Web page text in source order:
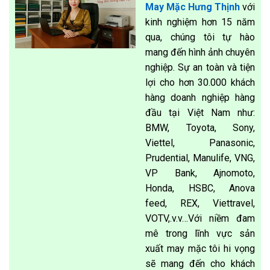
May Mặc Hưng Thịnh với
kinh nghiệm hơn 15 năm
qua, chúng tôi tự hào
mang đến hình ảnh chuyên
nghiệp. Sự an toàn và tiện
lợi cho hơn 30.000 khách
hàng doanh nghiệp hàng
đầu tại Việt Nam như:
BMW, Toyota, Sony,
Viettel, Panasonic,
Prudential, Manulife, VNG,
VP Bank, Ajnomoto,
Honda, HSBC, Anova
feed, REX, Viettravel,
VOTV,.v.v…Với niềm đam
mê trong lĩnh vực sản
xuất may mặc tôi hi vọng
sẽ mang đến cho khách